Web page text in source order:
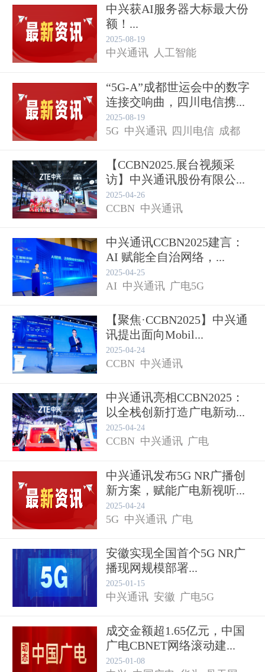
中兴获AI服务器大标最大份
额！...
2025-08-19
中兴通讯 人工智能
“5G-A”成都世运会中的数字
连接交响曲，四川电信携...
2025-08-19
5G 中兴通讯 四川电信 成都
【CCBN2025.展台视频采
访】中兴通讯股份有限公...
2025-04-26
CCBN 中兴通讯
中兴通讯CCBN2025建言：
AI 赋能全自治网络，...
2025-04-25
AI 中兴通讯 广电5G
【聚焦·CCBN2025】中兴通
讯提出面向Mobil...
2025-04-24
CCBN 中兴通讯
中兴通讯亮相CCBN2025：
以全栈创新打造广电新动...
2025-04-24
CCBN 中兴通讯 广电
中兴通讯发布5G NR广播创
新方案，赋能广电新视听...
2025-04-24
5G 中兴通讯 广电
安徽实现全国首个5G NR广
播现网规模部署...
2025-01-15
中兴通讯 安徽 广电5G
成交金额超1.65亿元，中国
广电CBNET网络滚动建...
2025-01-08